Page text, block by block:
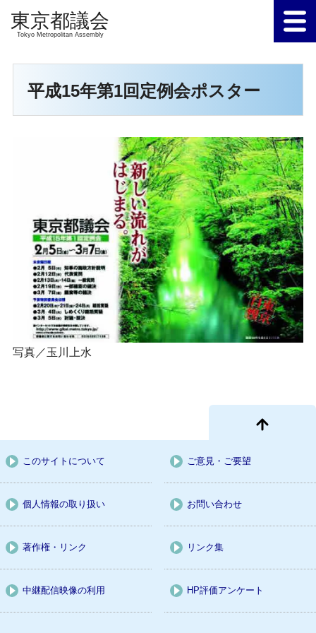
Tokyo Metropolitan Assembly
平成15年第1回定例会ポスター
写真／玉川上水
このサイトについて ご意見・ご要望
個人情報の取り扱い お問い合わせ
著作権・リンク リンク集
中継配信映像の利用 HP評価アンケート